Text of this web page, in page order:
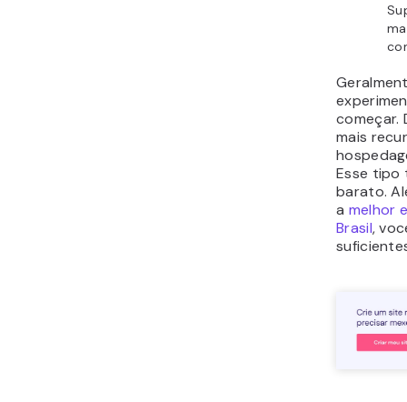
começar.
mais
Esse tipo
barato.
a melhor
Brasil,